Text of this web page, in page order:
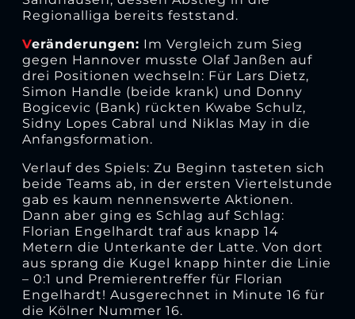
Regionalliga bereits feststand.
Veränderungen: Im Vergleich zum Sieg
gegen Hannover musste Olaf Janßen auf
drei Positionen wechseln: Für Lars Dietz,
Simon Handle (beide krank) und Donny
Bogicevic (Bank) rückten Kwabe Schulz,
Sidny Lopes Cabral und Niklas May in die
Anfangsformation.
Verlauf des Spiels: Zu Beginn tasteten sich
beide Teams ab, in der ersten Viertelstunde
gab es kaum nennenswerte Aktionen.
Dann aber ging es Schlag auf Schlag:
Florian Engelhardt traf aus knapp 14
Metern die Unterkante der Latte. Von dort
aus sprang die Kugel knapp hinter die Linie
– 0:1 und Premierentreffer für Florian
Engelhardt! Ausgerechnet in Minute 16 für
die Kölner Nummer 16.